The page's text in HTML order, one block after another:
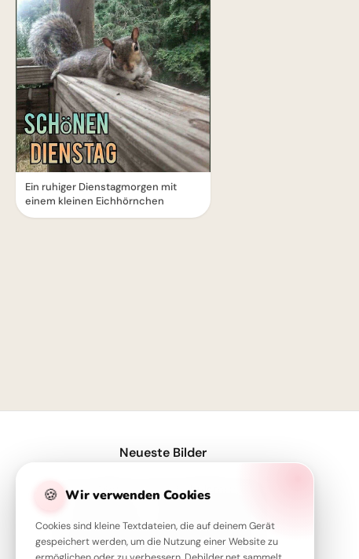
Ein ruhiger Dienstagmorgen mit
einem kleinen Eichhörnchen
🍪 Wir verwenden Cookies
Cookies sind kleine Textdateien, die auf deinem Gerät
gespeichert werden, um die Nutzung einer Website zu
Neueste Bilder
Motivierender Schulstart für WhatsApp: Energiegeladen ins neue Schuljahr!